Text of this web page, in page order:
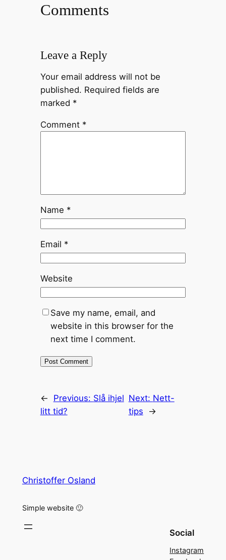
Comments
Leave a Reply
Your email address will not be
published. Required fields are
marked *
Comment *
Name *
Email *
Website
Save my name, email, and
website in this browser for the
next time I comment.
← Previous: Slå ihjel
litt tid?
Next: Nett-
tips
→
Christoffer Osland
Simple website 🙂
Social
Instagram